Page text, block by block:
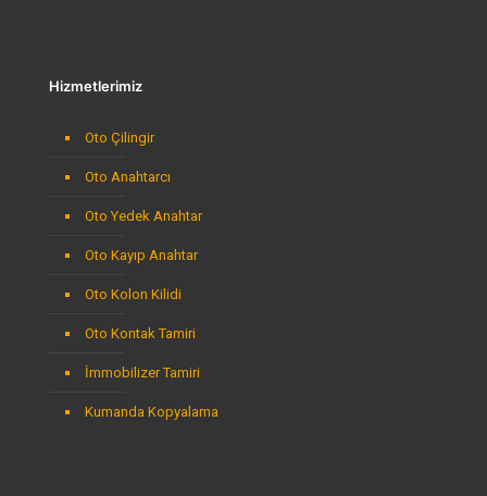
Hizmetlerimiz
Oto Çilingir
Oto Anahtarcı
Oto Yedek Anahtar
Oto Kayıp Anahtar
Oto Kolon Kilidi
Oto Kontak Tamiri
İmmobilizer Tamiri
Kumanda Kopyalama